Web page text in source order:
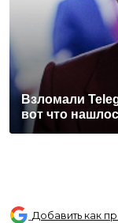
Взломали
вот что
Добавить как